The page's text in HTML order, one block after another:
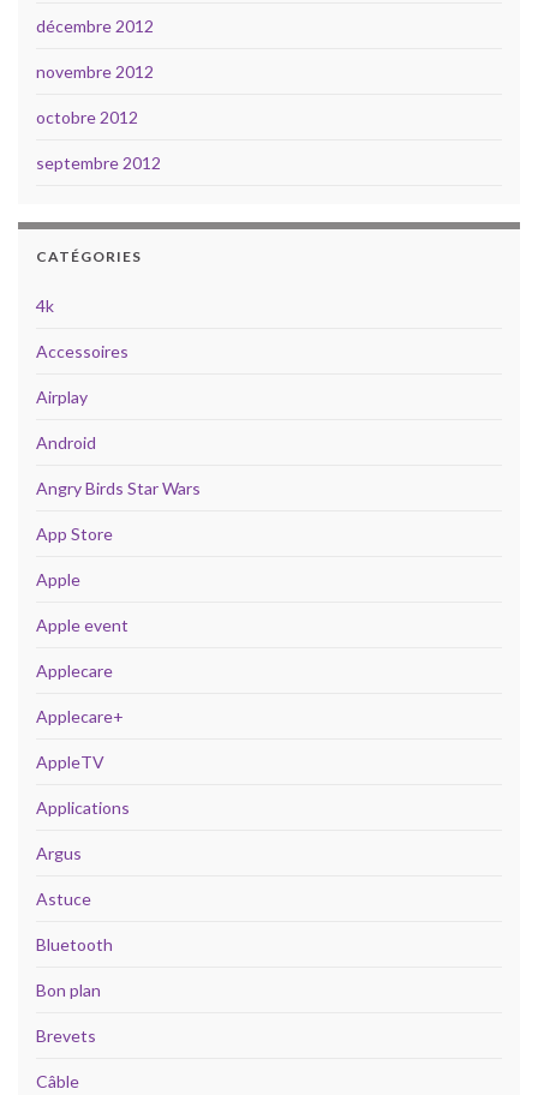
décembre 2012
novembre 2012
octobre 2012
septembre 2012
CATÉGORIES
4k
Accessoires
Airplay
Android
Angry Birds Star Wars
App Store
Apple
Apple event
Applecare
Applecare+
AppleTV
Applications
Argus
Astuce
Bluetooth
Bon plan
Brevets
Câble